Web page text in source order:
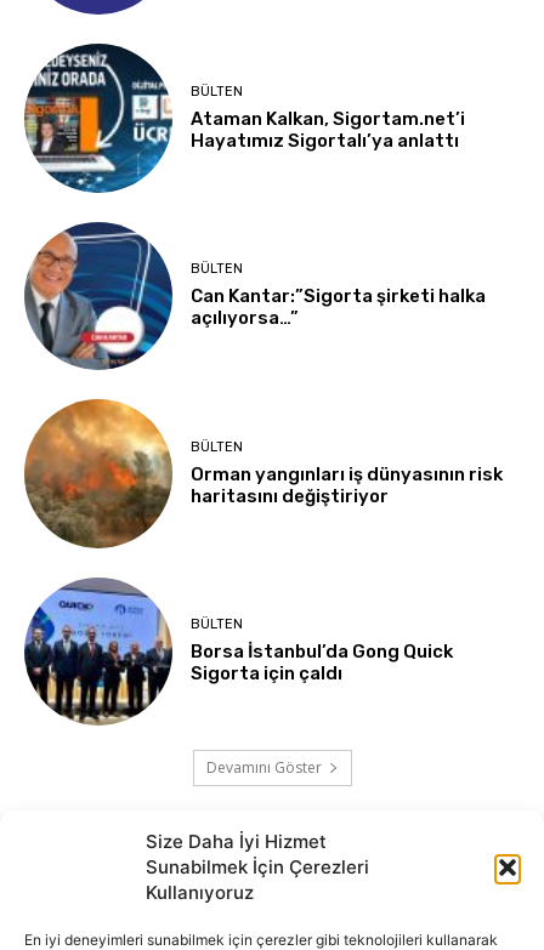
Size Daha İyi Hizmet
Sunabilmek İçin Çerezleri
Kullanıyoruz
En iyi deneyimleri sunabilmek için çerezler gibi teknolojileri kullanarak
BÜLTEN
Ataman Kalkan, Sigortam.net’i
Hayatımız Sigortalı’ya anlattı
BÜLTEN
Can Kantar:”Sigorta şirketi halka
açılıyorsa…”
BÜLTEN
Orman yangınları iş dünyasının risk
haritasını değiştiriyor
BÜLTEN
Borsa İstanbul’da Gong Quick
Sigorta için çaldı
Devamını Göster